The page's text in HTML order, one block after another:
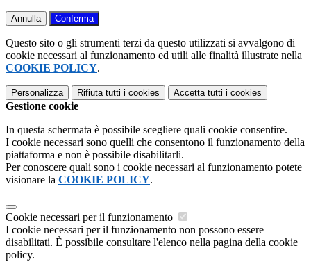
Annulla Conferma
Questo sito o gli strumenti terzi da questo utilizzati si avvalgono di
cookie necessari al funzionamento ed utili alle finalità illustrate nella
COOKIE POLICY.
Personalizza Rifiuta tutti i cookies Accetta tutti i cookies
Gestione cookie
In questa schermata è possibile scegliere quali cookie consentire.
I cookie necessari sono quelli che consentono il funzionamento della
piattaforma e non è possibile disabilitarli.
Per conoscere quali sono i cookie necessari al funzionamento potete
visionare la COOKIE POLICY.
Cookie necessari per il funzionamento
I cookie necessari per il funzionamento non possono essere
disabilitati. È possibile consultare l'elenco nella pagina della cookie
policy.